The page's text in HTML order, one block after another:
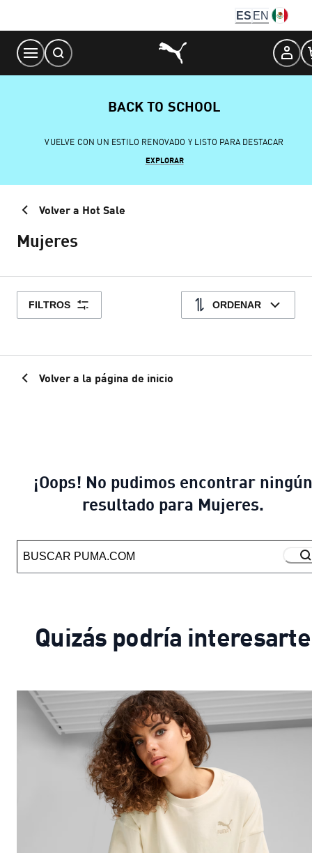
Content
ES EN
BACK TO SCHOOL
VUELVE CON UN ESTILO RENOVADO Y LISTO PARA DESTACAR
EXPLORAR
Volver a Hot Sale
Mujeres
FILTROS ORDENAR
Volver a la página de inicio
¡Oops! No pudimos encontrar ningún
resultado para Mujeres.
Quizás podría interesarte